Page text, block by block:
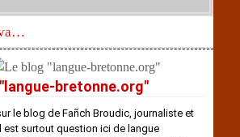
Réhabilitation d’un écrivain de langue bretonne aujourd’hui mal connu et méconnu
bretonne.org"
le blog de Fañch Broudic, journaliste et
est surtout question ici de langue